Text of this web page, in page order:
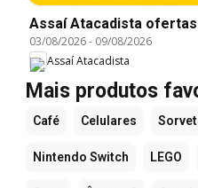
Assaí Atacadista ofertas
03/08/2026- 09/08/2026
Assaí Atacadista
Mais produtos
Café Celulares
Nintendo Switch LEGO